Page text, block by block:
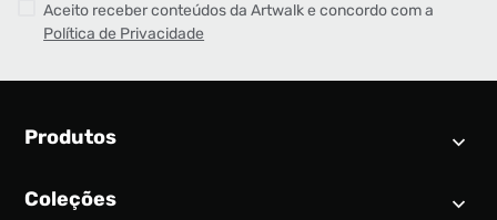
Aceito receber conteúdos da Artwalk e concordo com a
Política de Privacidade
Produtos
Calendário SNEAKER
Coleções